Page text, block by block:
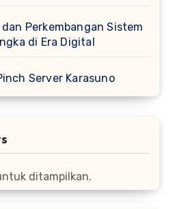
Perkembangan Sistem
di Era Digital
Server Karasuno
ditampilkan.